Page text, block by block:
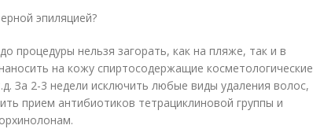
эпиляцией?
процедуры нельзя загорать, как на пляже, так и в
на кожу спиртосодержащие косметологические
За 2-3 недели исключить любые виды удаления волос,
прием антибиотиков тетрациклиновой группы и